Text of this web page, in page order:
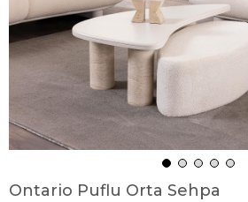
Ontario Puflu Orta Sehpa